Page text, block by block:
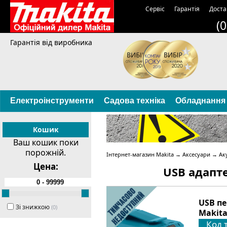
Сервіс Гарантія
Гарантія від виробника
Електроінструменти Садова техніка Обладнання
Кошик
Ваш кошик поки
порожній.
Цена:
Зі знижкою (0)
Інтернет-магазин Makita → Аксесуари →
USB
USB
Makita
Код